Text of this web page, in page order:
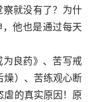
察就没有了？为什
他也是通过每天
为良药》、苦写戒
燥）、苦练观心断
虐的真实原因！原